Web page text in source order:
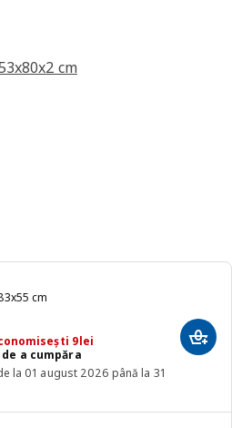
cm
3.9 din 5 stele Total
cm
9lei
a cumpăra
la 01 august 2026 până la 31